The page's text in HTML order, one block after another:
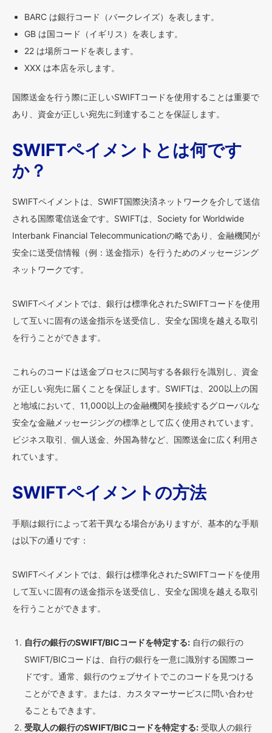
BARC は銀行コード（バークレイズ）を表します。
GB は国コード（イギリス）を表します。
22 は場所コードを表します。
XXX は本店を示します。
国際送金を行う際に正しいSWIFTコードを使用することは重要で
あり、資金が正しい宛先に到達することを保証します。
SWIFTペイメントとは何です
か？
SWIFTペイメントは、SWIFT国際決済ネットワークを介して送信
される国際電信送金です。SWIFTは、Society for Worldwide
Interbank Financial Telecommunicationの略であり、金融機関が
安全に送受信情報（例：送金指示）を行うためのメッセージング
ネットワークです。
SWIFTペイメントでは、銀行は標準化されたSWIFTコードを使用
して互いに固有の送金指示を送受信し、安全な国境を越える取引
を行うことができます。
これらのコードは送金プロセスに関与する各銀行を識別し、資金
が正しい宛先に届くことを保証します。SWIFTは、200以上の国
と地域において、11,000以上の金融機関を接続するグローバルな
安全な金融メッセージングの標準として広く使用されています。
ビジネス取引、個人送金、外国為替など、国際送金に広く利用さ
れています。
SWIFTペイメントの方法
手順は銀行によって若干異なる場合がありますが、基本的な手順
は以下の通りです：
SWIFTペイメントでは、銀行は標準化されたSWIFTコードを使用
して互いに固有の送金指示を送受信し、安全な国境を越える取引
を行うことができます。
自行の銀行のSWIFT/BICコードを特定する: 自行の銀行の
SWIFT/BICコードは、自行の銀行を一意に識別する国際コー
ドです。通常、銀行のウェブサイトでこのコードを見つける
ことができます。または、カスタマーサービスに問い合わせ
ることもできます。
受取人の銀行のSWIFT/BICコードを特定する: 受取人の銀行